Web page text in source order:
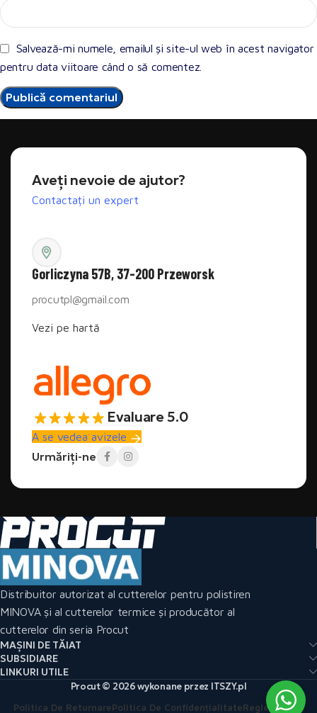
Salvează-mi numele, emailul și site-ul web în acest navigator
pentru data viitoare când o să comentez.
Aveți nevoie de ajutor?
Contactați un expert
Gorliczyna 57B, 37-200 Przeworsk
procutpl@gmail.com
Vezi pe hartă
Evaluare 5.0
A se vedea avizele
Urmăriți-ne
Distribuitor autorizat al cutterelor pentru polistiren
MINOVA și al cutterelor termice și producător al
cutterelor din seria Procut
MAȘINI DE TĂIAT
SUBSIDIARE
LINKURI UTILE
Procut © 2026 wykonane przez ITSZY.pl
Politica De ReturnarePolitica De ConfidențialitateReglementări